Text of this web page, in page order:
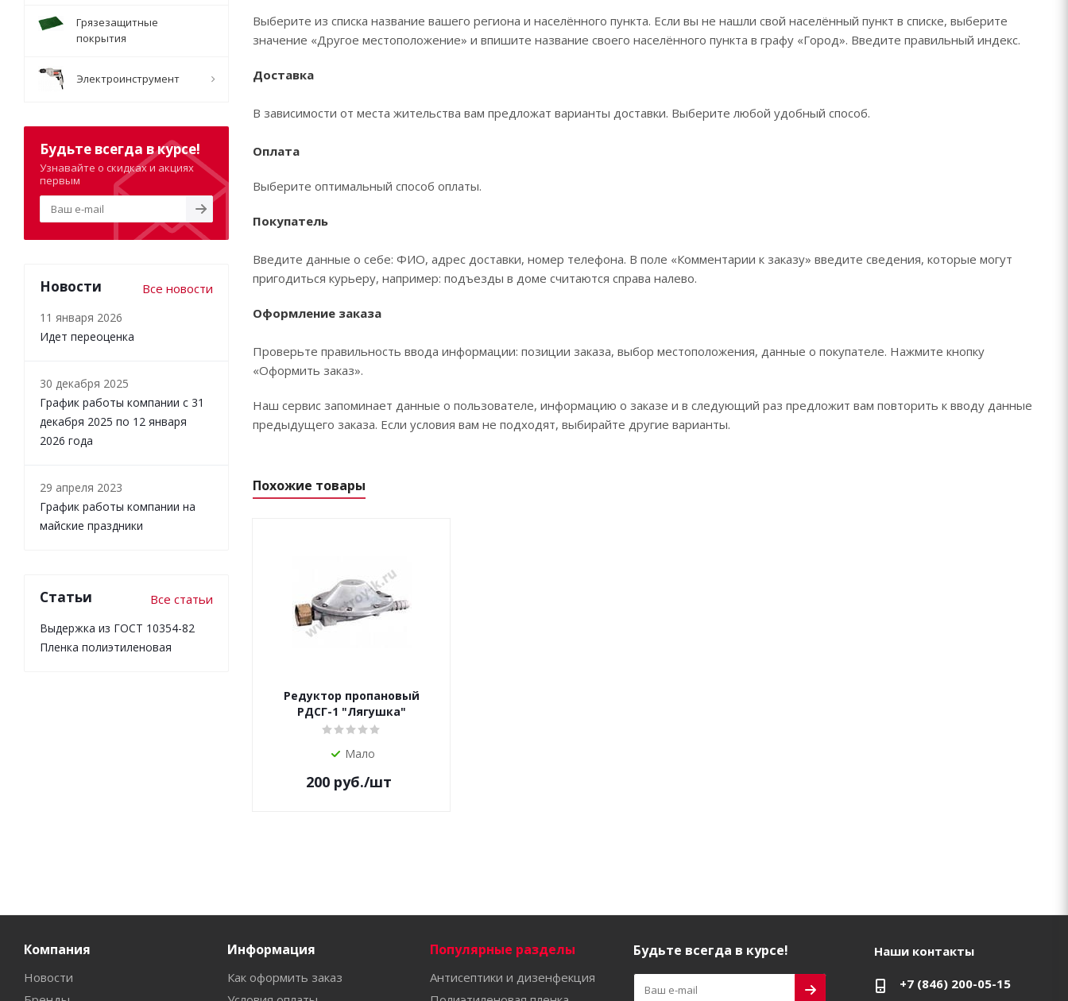
Выберите из списка название вашего региона и населённого пункта. Если вы не нашли свой населённый пункт в списке, выберите
значение «Другое местоположение» и впишите название своего населённого пункта в графу «Город». Введите правильный индекс.
Доставка
В зависимости от места жительства вам предложат варианты доставки. Выберите любой удобный способ.
Оплата
Выберите оптимальный способ оплаты.
Покупатель
Введите данные о себе: ФИО, адрес доставки, номер телефона. В поле «Комментарии к заказу» введите сведения, которые могут
пригодиться курьеру, например: подъезды в доме считаются справа налево.
Оформление заказа
Проверьте правильность ввода информации: позиции заказа, выбор местоположения, данные о покупателе. Нажмите кнопку
«Оформить заказ».
Наш сервис запоминает данные о пользователе, информацию о заказе и в следующий раз предложит вам повторить к вводу данные
предыдущего заказа. Если условия вам не подходят, выбирайте другие варианты.
Похожие товары
Редуктор пропановый
РДСГ-1 "Лягушка"
Мало
200 руб./шт
Грязезащитные
покрытия
Электроинструмент
Будьте всегда в курсе!
Узнавайте о скидках и акциях
первым
Новости Все новости
11 января 2026
Идет переоценка
30 декабря 2025
График работы компании с 31
декабря 2025 по 12 января
2026 года
29 апреля 2023
График работы компании на
майские праздники
Статьи Все статьи
Выдержка из ГОСТ 10354-82
Пленка полиэтиленовая
Компания
Новости
Информация
Как оформить заказ
Популярные разделы
Антисептики и дизенфекция
Будьте всегда в курсе! Наши контакты
+7 (846) 200-05-15